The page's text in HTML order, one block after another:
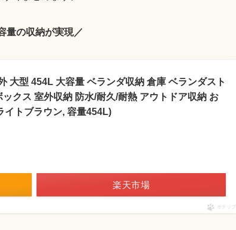
量の収納が実現／
大型 454L 大容量 ベランダ収納 倉庫 ベランダスト
クス 室外収納 防水/耐久/耐熱 アウトドア収納 お
イトブラウン, 容量454L)
楽天市場
ポチップ